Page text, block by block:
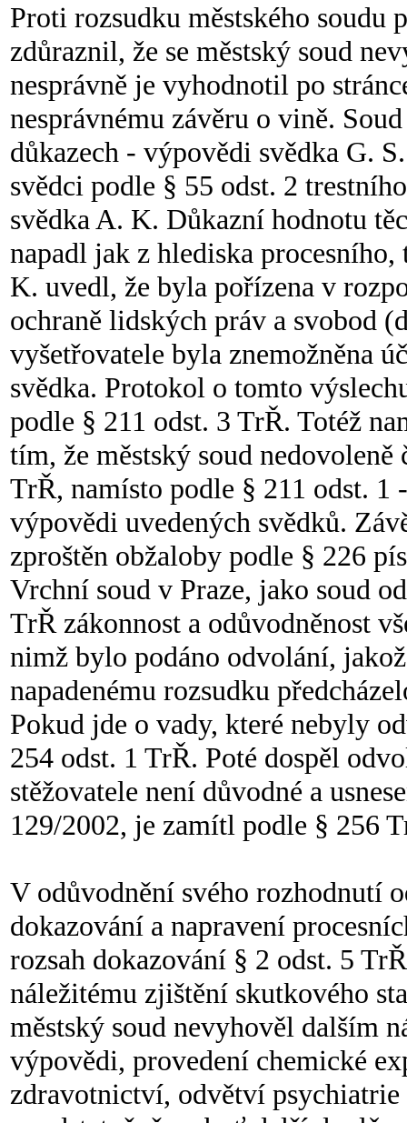
Proti rozsudku městského soudu
zdůraznil, že se městský soud
nesprávně je vyhodnotil po
nesprávnému závěru o vině.
důkazech - výpovědi svědka G.
svědci podle § 55 odst. 2
svědka A. K. Důkazní hodnotu
napadl jak z hlediska
K. uvedl, že byla pořízena v
ochraně lidských práv a svobod
vyšetřovatele byla znemožněna
svědka. Protokol o tomto
podle § 211 odst. 3 TrŘ. Totéž
tím, že městský soud
TrŘ, namísto podle § 211 odst. 1
výpovědi uvedených svědků.
zproštěn obžaloby podle § 226
Vrchní soud v Praze, jako soud
TrŘ zákonnost a odůvodněnost
nimž bylo podáno odvolání,
napadenému rozsudku
Pokud jde o vady, které nebyly
254 odst. 1 TrŘ. Poté dospěl
stěžovatele není důvodné a
129/2002, je zamítl podle § 256
V odůvodnění svého rozhodnutí
dokazování a napravení
rozsah dokazování § 2 odst. 5
náležitému zjištění skutkového
městský soud nevyhověl dalším
výpovědi, provedení chemické
zdravotnictví, odvětví